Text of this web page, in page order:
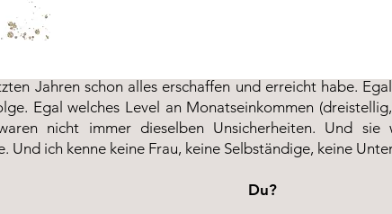
Jahren schon alles erschaffen und erreicht habe.
Egal welches Level an Monatseinkommen
nicht immer dieselben Unsicherheiten. Und
Und ich kenne keine Frau, keine Selbständige, keine
Du?